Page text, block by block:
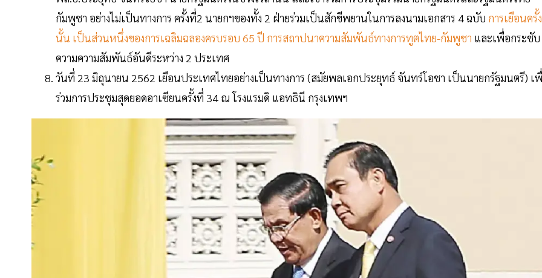
กัมพูชา อย่างไม่เป็นทางการ ครั้งที่2 นายกฯของทั้ง 2 ฝ่ายร่วมเป็นสักขีพยานในการลงนามเอกสาร 4 ฉบับ การเยือนครั้ง
นั้น เป็นส่วนหนึ่งของการเฉลิมฉลองครบรอบ 65 ปี การสถาปนาความสัมพันธ์ทางการทูตไทย-กัมพูชา และเพื่อกระชับ
ความความสัมพันธ์อันดีระหว่าง 2 ประเทศ
วันที่ 23 มิถุนายน 2562 เยือนประเทศไทยอย่างเป็นทางการ (สมัยพลเอกประยุทธ์ จันทร์โอชา เป็นนายกรัฐมนตรี) เ
ร่วมการประชุมสุดยอดอาเซียนครั้งที่ 34 ณ โรงแรมดิ แอทธินี กรุงเทพฯ